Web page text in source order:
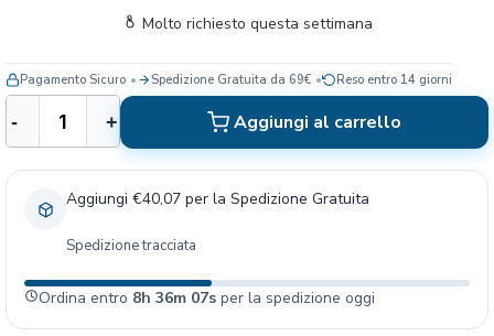
o
n
e
o
n
o
p
- + Aggiungi al carrello
Molto richiesto questa settimana
Pagamento Sicuro Spedizione Gratuita da 69€ Reso entro 14 giorni
Aggiungi €40,07 per la Spedizione Gratuita
Spedizione tracciata
Ordina entro 8h 36m 06s per la spedizione oggi